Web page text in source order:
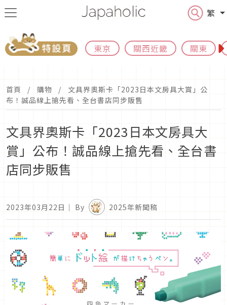
繁
東京 關西近畿 關東
首頁 購物
文具界奧斯卡「2023日本文房具大賞」公
布！誠品線上搶先看、全台書店同步販售
文具界奧斯卡「2023日本文房具大
賞」公布！誠品線上搶先看、全台書
店同步販售
2023年03月22日 ｜ By 2025年新聞稿